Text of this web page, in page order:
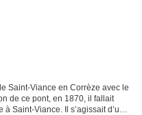
Saint-Viance en Corrèze avec le
de ce pont, en 1870, il fallait
Saint-Viance. Il s’agissait d’une